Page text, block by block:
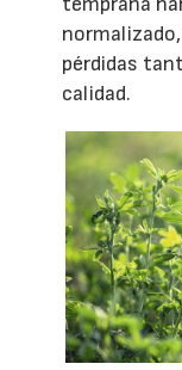
pérdidas
calidad.